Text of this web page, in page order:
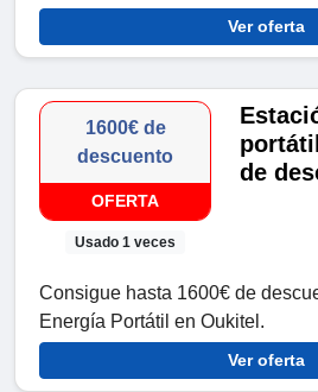
Ver oferta
1600€ de
descuento
OFERTA
Usado 1 veces
de
Consigue hasta 1600€ de
Energía Portátil en Oukitel.
Ver oferta